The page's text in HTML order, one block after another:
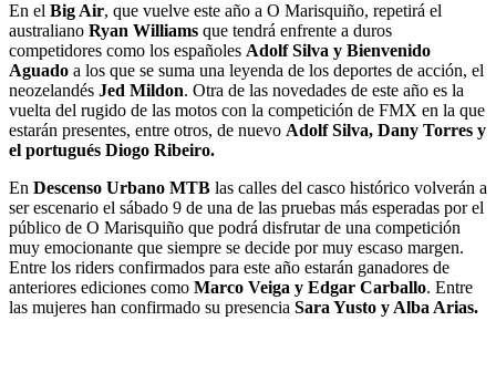
En el Big Air, que vuelve este año a O Marisquiño, repetirá el
australiano Ryan Williams que tendrá enfrente a duros
competidores como los españoles Adolf Silva y Bienvenido
Aguado a los que se suma una leyenda de los deportes de acción, el
neozelandés Jed Mildon. Otra de las novedades de este año es la
vuelta del rugido de las motos con la competición de FMX en la que
estarán presentes, entre otros, de nuevo Adolf Silva, Dany Torres y
el portugués Diogo Ribeiro.
En Descenso Urbano MTB las calles del casco histórico volverán a
ser escenario el sábado 9 de una de las pruebas más esperadas por el
público de O Marisquiño que podrá disfrutar de una competición
muy emocionante que siempre se decide por muy escaso margen.
Entre los riders confirmados para este año estarán ganadores de
anteriores ediciones como Marco Veiga y Edgar Carballo. Entre
las mujeres han confirmado su presencia Sara Yusto y Alba Arias.